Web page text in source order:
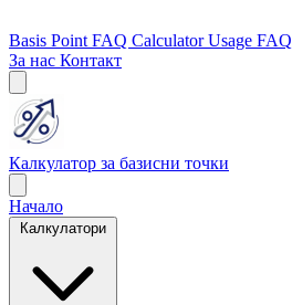
Basis Point FAQ Calculator Usage FAQ
За нас Контакт
Калкулатор за базисни точки
Начало